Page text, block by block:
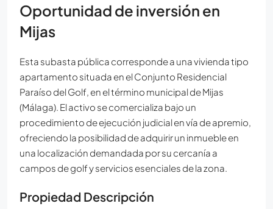
Oportunidad de inversión en
Mijas
Esta subasta pública corresponde a una vivienda tipo
apartamento situada en el Conjunto Residencial
Paraíso del Golf, en el término municipal de Mijas
(Málaga). El activo se comercializa bajo un
procedimiento de ejecución judicial en vía de apremio,
ofreciendo la posibilidad de adquirir un inmueble en
una localización demandada por su cercanía a
campos de golf y servicios esenciales de la zona.
Propiedad Descripción